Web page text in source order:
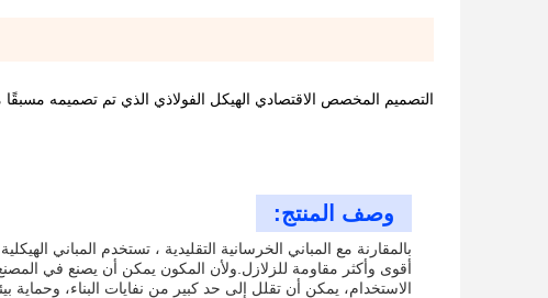
التصميم المخصص الاقتصادي الهيكل الفولاذي الذي تم تصميمه
وصف المنتج:
بالمقارنة مع المباني الخرسانية التقليدية ، تستخدم المباني
أقوى وأكثر مقاومة للزلازل.ولأن المكون يمكن أن يصنع في المصنع،
الاستخدام، يمكن أن تقلل إلى حد كبير من نفايات البناء، وحماية